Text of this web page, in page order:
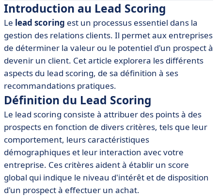
• Introduction au Lead Scoring
• Définition du Lead Scoring
• Importance du Lead Scoring pour les entreprises
• Méthodes de Lead Scoring
• Outils de Lead Scoring recommandés
• Exemples de mise en œuvre du Lead Scoring
• Conclusion
Introduction au Lead Scoring
Le lead scoring est un processus essentiel dans la
gestion des relations clients. Il permet aux entreprises
de déterminer la valeur ou le potentiel d'un prospect à
devenir un client. Cet article explorera les différents
aspects du lead scoring, de sa définition à ses
recommandations pratiques.
Définition du Lead Scoring
Le lead scoring consiste à attribuer des points à des
prospects en fonction de divers critères, tels que leur
comportement, leurs caractéristiques
démographiques et leur interaction avec votre
entreprise. Ces critères aident à établir un score
global qui indique le niveau d'intérêt et de disposition
d'un prospect à effectuer un achat.